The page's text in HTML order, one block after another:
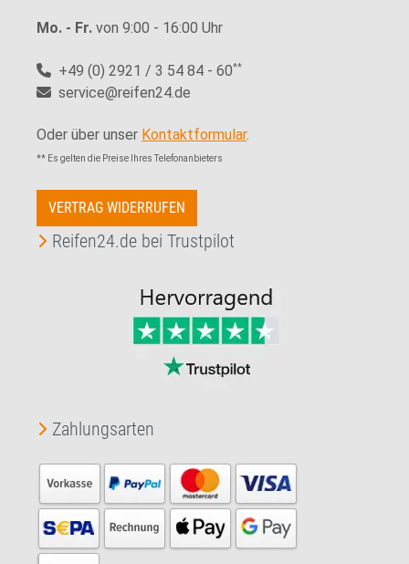
Mo. - Fr. von 9:00 - 16:00 Uhr
+49 (0) 2921 / 3 54 84 - 60**
service@reifen24.de
Oder über unser Kontaktformular.
** Es gelten die Preise Ihres Telefonanbieters
VERTRAG WIDERRUFEN
Reifen24.de bei Trustpilot
Zahlungsarten